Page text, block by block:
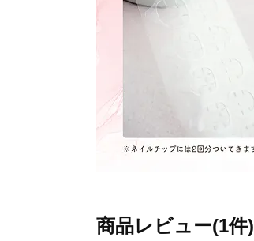
商品レビュー(1件)